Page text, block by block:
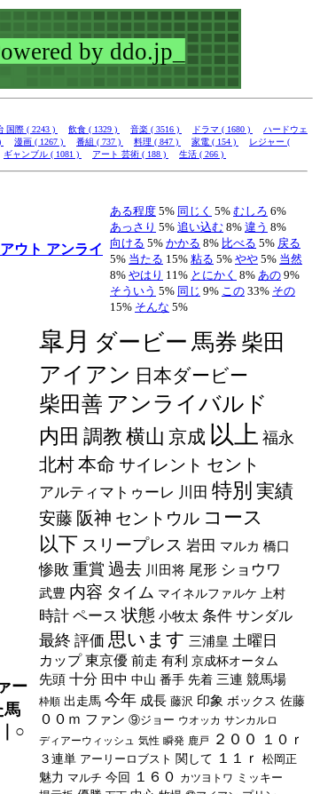
国際 ( 2243 ) 飲食 ( 1329 ) 音楽 ( 3516 ) ドラマ ( 1680 )
ハードウェ
漫画 ( 1267 ) 番組 ( 737 ) 料理 ( 847 ) 家電 ( 154 )
レジャー (
ギャンブル ( 1081 ) アート 芸術 ( 188 ) 生活 ( 266 )
ウト アンライ
ある程度 5% 同じく 5% むしろ 6%
あっさり 5% 追い込む 8% 違う 8%
向ける 5% かかる 8% 比べる 5% 戻る
5% 当たる 15% 粘る 5% やや 5% 当然
8% やはり 11% とにかく 8% あの 9%
そういう 5% 同じ 9% この 33% その
15% そんな 5%
ー
馬
○
皐月 ダービー 馬券 柴田
アイアン 日本ダービー
柴田善 アンライバルド
内田 調教 横山 京成 以上 福永
北村本命 サイレント セント
アルティマトゥーレ 川田 特別 実績
安藤 阪神 セントウル コース
以下 スリープレス 岩田 マルカ 橋口
惨敗 重賞 過去 川田将 尾形 ショウワ
武豊 内容 タイム マイネルファルケ 上村
時計 ペース 状態 小牧太 条件 サンダル
最終 評価 思います 三浦皇 土曜日
カップ 東京優 前走 有利 京成杯オータム
先頭 十分 田中 中山 番手 先着 三連 競馬場
枠順 出走馬 今年 成長 藤沢 印象 ボックス 佐藤
００ｍ ファン ⑨ジョー ウオッカ サンカルロ
ディアーウィッシュ 気性 瞬発 鹿戸 ２００ １０ｒ
３連単 アーリーロブスト 関して １１ｒ
松岡正
魅力 マルチ 今回 １６０ カツヨトワ ミッキー